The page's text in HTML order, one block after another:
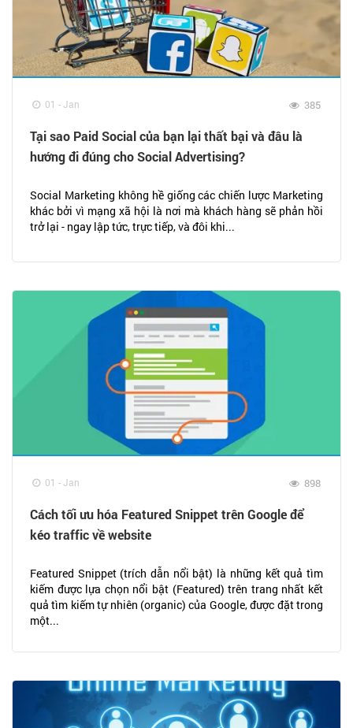
01 - Jan 385
Tại sao Paid Social của bạn lại thất bại và đâu là
hướng đi đúng cho Social Advertising?
Social Marketing không hề giống các chiến lược Marketing
khác bởi vì mạng xã hội là nơi mà khách hàng sẽ phản hồi
trở lại - ngay lập tức, trực tiếp, và đôi khi...
01 - Jan 898
Cách tối ưu hóa Featured Snippet trên Google để
kéo traffic về website
Featured Snippet (trích dẫn nổi bật) là những kết quả tìm
kiếm được lựa chọn nổi bật (Featured) trên trang nhất kết
quả tìm kiếm tự nhiên (organic) của Google, được đặt trong
một...